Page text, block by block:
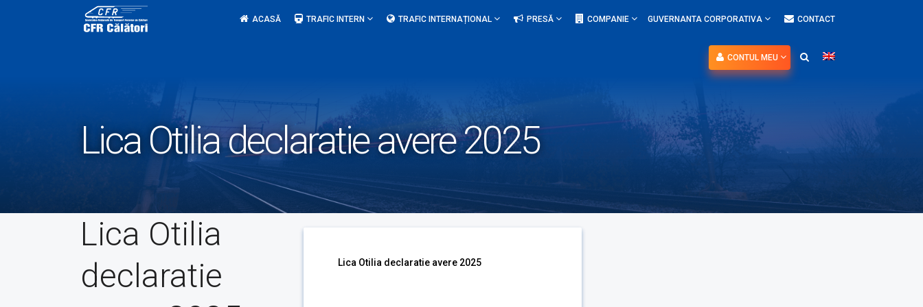
ACASĂ TRAFIC INTERN TRAFIC INTERNAȚIONAL PRESĂ COMPANIE GUVERNANTA CORPORATIVA CONTACT
CONTUL MEU
Lica Otilia declaratie avere 2025
Lica Otilia
declaratie
Lica Otilia declaratie avere 2025